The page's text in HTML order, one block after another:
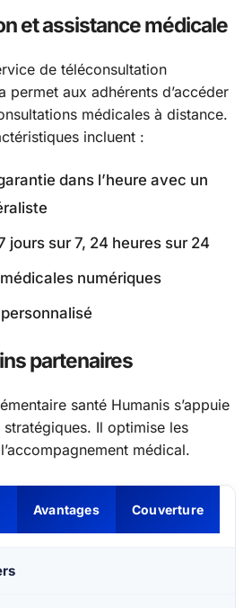
et assistance médicale
de téléconsultation
permet aux adhérents d’accéder
médicales à distance.
incluent :
dans l’heure avec un
jours sur 7, 24 heures sur 24
numériques
partenaires
santé Humanis s’appuie
Il optimise les
médical.
Avantages Couverture